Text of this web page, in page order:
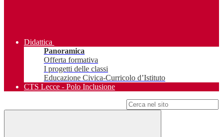
Didattica
Panoramica
Offerta formativa
I progetti delle classi
Educazione Civica-Curricolo d’Istituto
CTS Lecce - Polo Inclusione